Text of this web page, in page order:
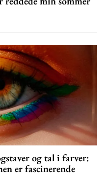
og tal i farver:
er fascinerende